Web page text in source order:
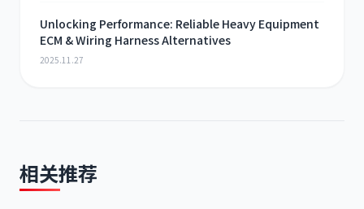
Unlocking Performance: Reliable Heavy Equipment
ECM & Wiring Harness Alternatives
2025.11.27
相关推荐